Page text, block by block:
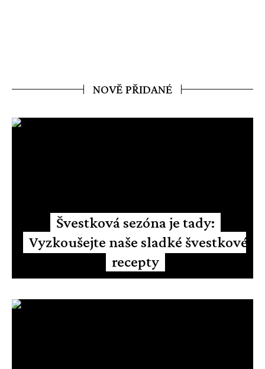
NOVĚ PŘIDANÉ
Švestková sezóna je tady:
Vyzkoušejte naše sladké švestkové
recepty